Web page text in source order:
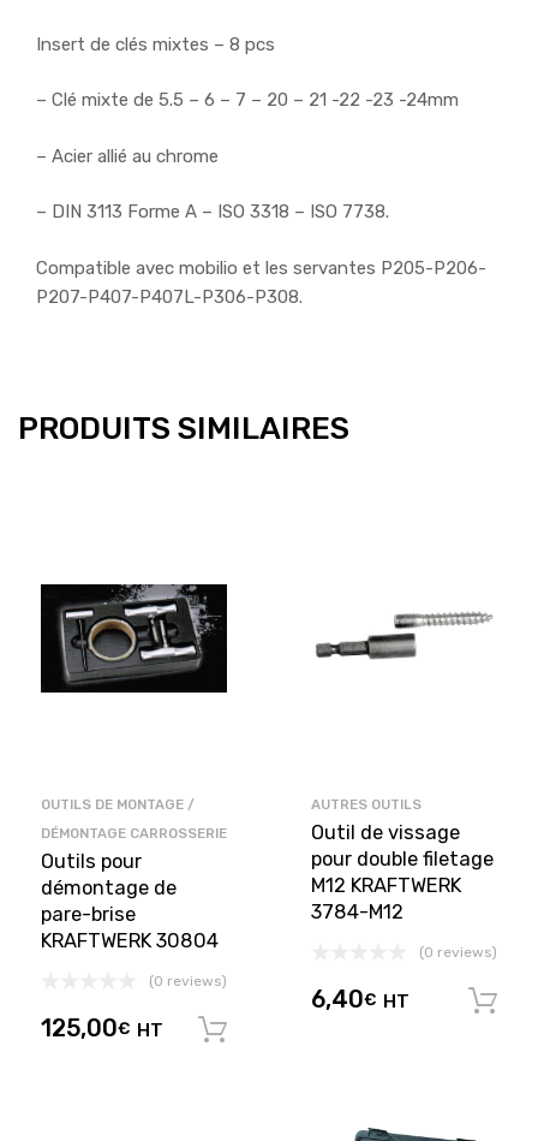
Insert de clés mixtes – 8 pcs
– Clé mixte de 5.5 – 6 – 7 – 20 – 21 -22 -23 -24mm
– Acier allié au chrome
– DIN 3113 Forme A – ISO 3318 – ISO 7738.
Compatible avec mobilio et les servantes P205-P206-
P207-P407-P407L-P306-P308.
PRODUITS SIMILAIRES
OUTILS DE MONTAGE /
DÉMONTAGE CARROSSERIE
Outils pour
démontage de
pare-brise
KRAFTWERK 30804
(0 reviews)
125,00€ HT
AUTRES OUTILS
Outil de vissage
pour double filetage
M12 KRAFTWERK
3784-M12
(0 reviews)
6,40€ HT